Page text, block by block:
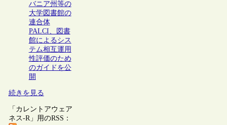
バニア州等の
大学図書館の
連合体
PALCI、図書
館によるシス
テム相互運用
性評価のため
のガイドを公
開
続きを見る
「カレントアウェア
ネス-R」用のRSS：